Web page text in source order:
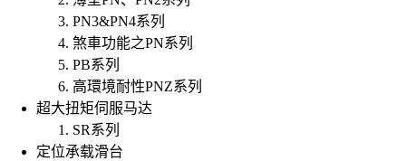
PN3&PN4系列
煞車功能之PN系列
PB系列
高環境耐性PNZ系列
超大扭矩伺服马达
SR系列
定位承载滑台